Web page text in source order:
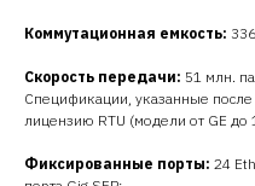
Коммутационная емкость:
Скорость передачи: 51 млн.
Спецификации, указанные
лицензию RTU (модели от GE до
Фиксированные порты: 24